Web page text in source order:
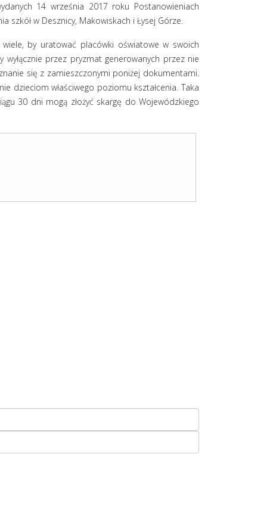
14 września 2017 roku Postanowieniach
szkół w Desznicy, Makowiskach i Łysej Górze.
by uratować placówki oświatowe w swoich
przez pryzmat generowanych przez nie
się z zamieszczonymi poniżej dokumentami.
dzieciom właściwego poziomu kształcenia. Taka
30 dni mogą złożyć skargę do Wojewódzkiego